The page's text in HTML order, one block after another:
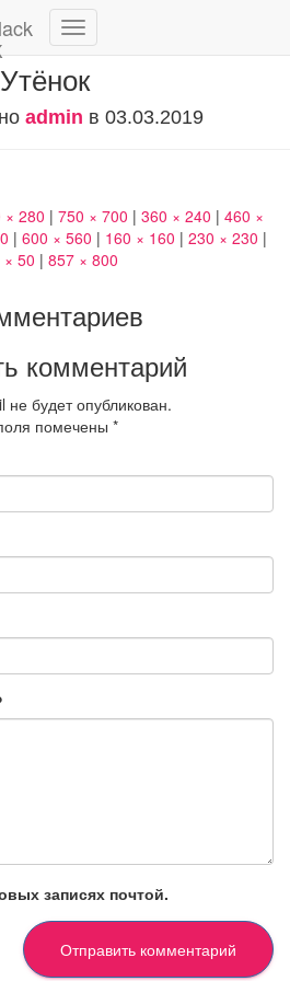
Переключить
Утёнок
admin в 03.03.2019
× 280 | 750 × 700 | 360 × 240 | 460 ×
| 600 × 560 | 160 × 160 | 230 × 230 |
× 50 | 857 × 800
комментарий
будет опубликован.
помечены *
записях почтой.